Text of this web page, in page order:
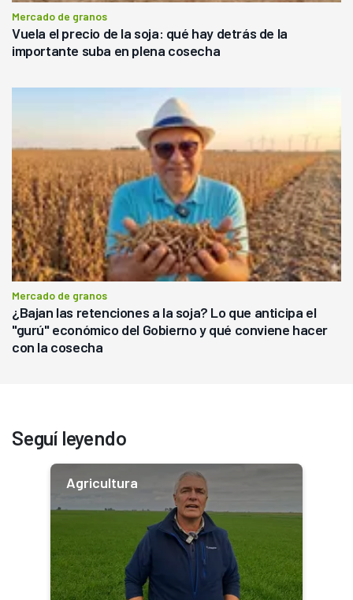
Mercado de granos
Vuela el precio de la soja: qué hay detrás de la
importante suba en plena cosecha
Mercado de granos
¿Bajan las retenciones a la soja? Lo que anticipa el
"gurú" económico del Gobierno y qué conviene hacer
con la cosecha
Seguí leyendo
Agricultura